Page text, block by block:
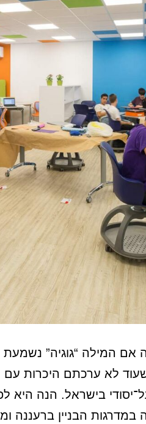
המילה “גוגיה” נשמעת
לא ערכתם היכרות
בישראל. הנה היא
במדרגות הבניין ברעננה